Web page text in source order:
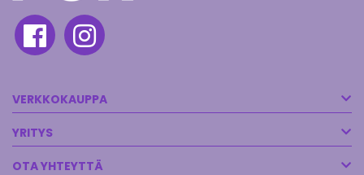
VERKKOKAUPPA
YRITYS
OTA YHTEYTTÄ